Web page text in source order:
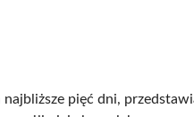
pięć dni,